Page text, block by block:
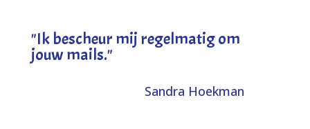
"Ik bescheur mij regelmatig om
jouw mails."
Sandra Hoekman